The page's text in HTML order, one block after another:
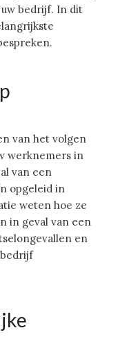
bedrijf. In dit
van het volgen
werknemers in
van een
opgeleid in
weten hoe ze
in geval van een
en